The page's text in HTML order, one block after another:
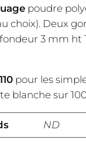
poudre
choix). Deux
3 mm ht
pour les
blanche sur
ND